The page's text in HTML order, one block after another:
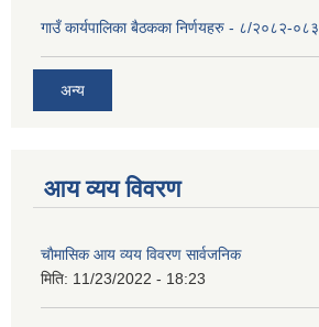
गाउँ कार्यपालिका बैठकका निर्णयहरु - ८/२०८२-०८३
अन्य
आय व्यय विवरण
चाैमासिक आय व्यय विवरण सार्वजनिक
मिति: 11/23/2022 - 18:23